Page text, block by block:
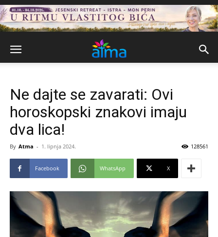
Ne dajte se zavarati: Ovi
horoskopski znakovi imaju
dva lica!
By Atma - 1. lipnja 2024. 128561
Facebook WhatsApp X